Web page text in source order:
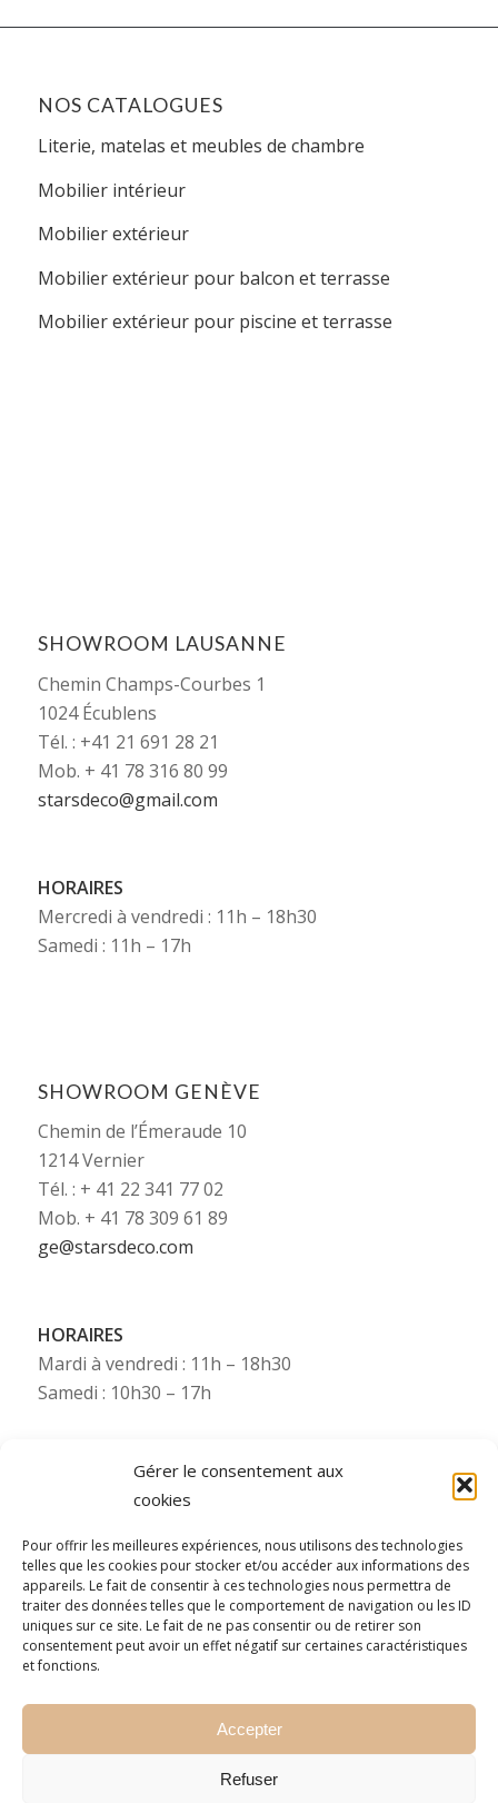
Gérer le consentement aux
cookies
Pour offrir les meilleures expériences, nous utilisons des technologies
telles que les cookies pour stocker et/ou accéder aux informations des
appareils. Le fait de consentir à ces technologies nous permettra de
traiter des données telles que le comportement de navigation ou les ID
uniques sur ce site. Le fait de ne pas consentir ou de retirer son
consentement peut avoir un effet négatif sur certaines caractéristiques
et fonctions.
Accepter
Refuser
NOS CATALOGUES
Literie, matelas et meubles de chambre
Mobilier intérieur
Mobilier extérieur
Mobilier extérieur pour balcon et terrasse
Mobilier extérieur pour piscine et terrasse
SHOWROOM LAUSANNE
Chemin Champs-Courbes 1
1024 Écublens
Tél. : +41 21 691 28 21
Mob. + 41 78 316 80 99
starsdeco@gmail.com
HORAIRES
Mercredi à vendredi : 11h – 18h30
Samedi : 11h – 17h
SHOWROOM GENÈVE
Chemin de l’Émeraude 10
1214 Vernier
Tél. : + 41 22 341 77 02
Mob. + 41 78 309 61 89
ge@starsdeco.com
HORAIRES
Mardi à vendredi : 11h – 18h30
Samedi : 10h30 – 17h
Besoin de plus d’infos ?
Pour toute information complémentaire (photos,
etc.), Starsdeco se tient à votre disposition via nos
numéros WhatsApp (consultez le numéro mobile
de la filiale concernée).
N’hésitez pas à nous contacter !